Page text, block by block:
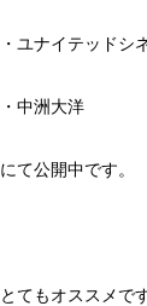
・ユナイテッドシ
・中洲大洋
にて公開中です。
とてもオススメです